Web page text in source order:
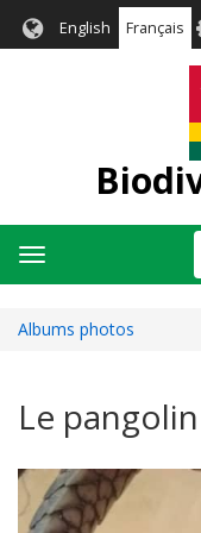
English Français
Toggle
navigation
Albums photos
Le